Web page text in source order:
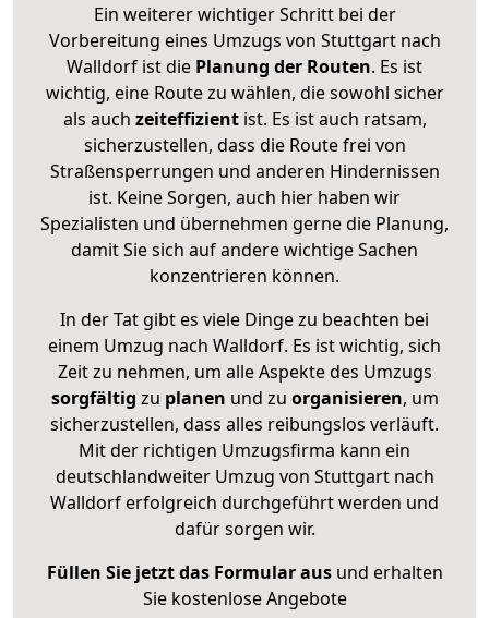
Ein weiterer wichtiger Schritt bei der
Vorbereitung eines Umzugs von Stuttgart nach
Walldorf ist die Planung der Routen. Es ist
wichtig, eine Route zu wählen, die sowohl sicher
als auch zeiteffizientist. Es ist auch ratsam,
sicherzustellen, dass die Route frei von
Straßensperrungen und anderen Hindernissen
ist. Keine Sorgen, auch hier haben wir
Spezialisten und übernehmen gerne die Planung,
damit Sie sich auf andere wichtige Sachen
konzentrieren können.
In der Tat gibt es viele Dinge zu beachten bei
einem Umzug nach Walldorf. Es ist wichtig, sich
Zeit zu nehmen, um alle Aspekte des Umzugs
sorgfältig zu planen und zu organisieren, um
sicherzustellen, dass alles reibungslos verläuft.
Mit der richtigen Umzugsfirma kann ein
deutschlandweiter Umzug von Stuttgart nach
Walldorf erfolgreich durchgeführt werden und
dafür sorgen wir.
Füllen Sie jetzt das Formular ausund erhalten
Sie kostenlose Angebote